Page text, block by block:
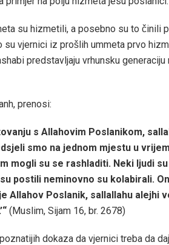
su hizmetili, a posebno su to činili
su vjernici iz prošlih ummeta prvo
predstavljaju vrhunsku
prenosi:
s Allahovim Poslanikom,
smo na jednom mjestu u
mogli su se rashladiti. Neki ljudi
postili neminovno su kolabirali.
Allahov Poslanik, sallallahu alejhi
(Muslim, Sijam 16, br. 2678)
dokaza da vjernici treba da